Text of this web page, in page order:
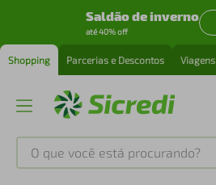
Saldão de inverno
até 40% off
Shopping Parcerias e Descontos Viagens
O que você está procurando?